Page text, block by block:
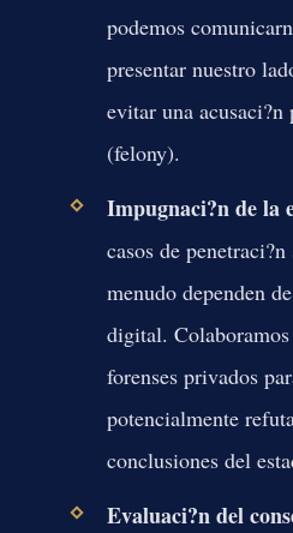
podemos
presentar nuestro
evitar una
(felony).
Impugnaci?n de la
casos de
menudo dependen
digital.
forenses privados
potencialmente
conclusiones del
Evaluaci?n del